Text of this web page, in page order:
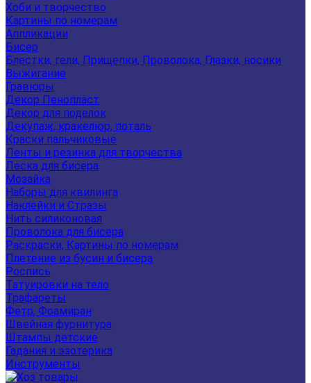
Хоби и творчество
Картины по номерам
Аппликации
Бисер
Блестки, гели, Прищепки, Проволока, Глазки, носики
Выжигание
Гравюры
Декор Пенопласт
Декор для поделок
Декупаж, кракелюр, поталь
Краски пальчиковые
Ленты и резинка для творчества
Леска для бисера
Мозайка
Наборы для квилинга
Наклейки и Стразы
Нить силиконовая
Проволока для бисера
Раскраски, Картины по номерам
Плетение из бусин и бисера
Роспись
Татуировки на тело
Трафареты
Фетр, Фоамиран
Швейная фурнитура
Штампы детские
Гадания и эзотерика
Инструменты